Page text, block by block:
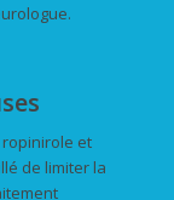
ropinirole et
de limiter la